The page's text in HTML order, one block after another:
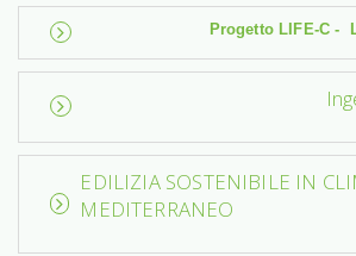
Progetto LIFE-C -
EDILIZIA SOSTENIBILE IN
MEDITERRANEO